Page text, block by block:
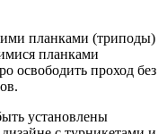
планками (триподы)
планками
освободить проход без
установлены